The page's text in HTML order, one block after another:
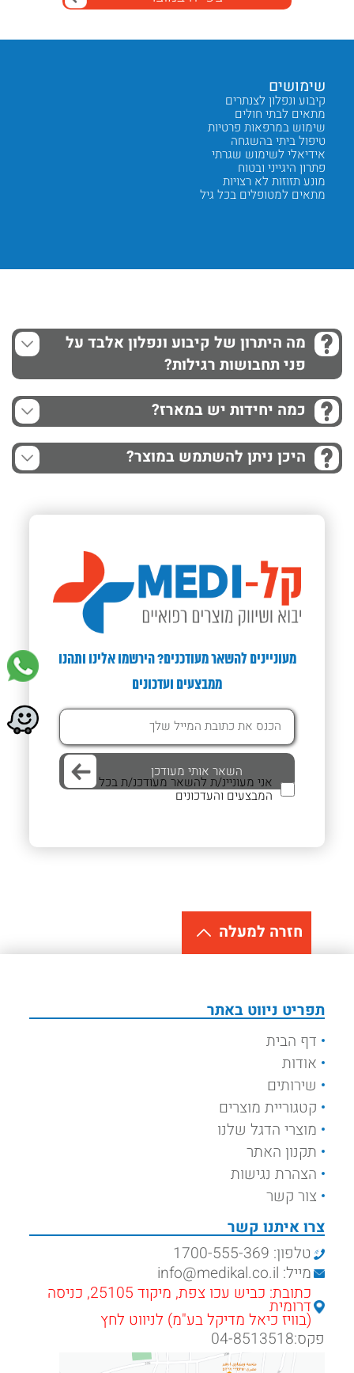
שימושים
קיבוע ונפלון לצנתרים
מתאים לבתי חולים
שימוש במרפאות פרטיות
טיפול ביתי בהשגחה
אידיאלי לשימוש שגרתי
פתרון היגייני ובטוח
מונע תזוזות לא רצויות
מתאים למטופלים בכל גיל
מה היתרון של קיבוע ונפלון אלבד על
פני תחבושות רגילות?
כמה יחידות יש במארז?
היכן ניתן להשתמש במוצר?
מעוניינים להשאר מעודכנים? הירשמו אלינו ותהנו
ממבצעים ועדכונים
אני מעוניינ/ת להשאר מעודכנ/ת בכל
המבצעים והעדכונים
חזרה למעלה
תפריט ניווט באתר
דף הבית
אודות
שירותים
קטגוריית מוצרים
מוצרי הדגל שלנו
תקנון האתר
הצהרת נגישות
צור קשר
צרו איתנו קשר
טלפון: 1700-555-369
מייל: info@medikal.co.il
כתובת: כביש עכו צפת, מיקוד 25105, כניסה
דרומית
(בוויז כיאל מדיקל בע"מ) לניווט לחץ
פקס:04-8513518